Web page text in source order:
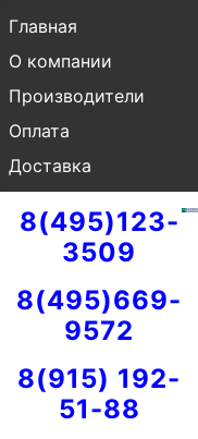
Главная
О компании
Производители
Оплата
Доставка
8(495)123-
3509
8(495)669-
9572
8(915) 192-
51-88